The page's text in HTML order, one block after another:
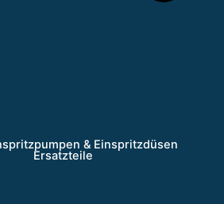
& Einspritzdüsen
Ersatzteile